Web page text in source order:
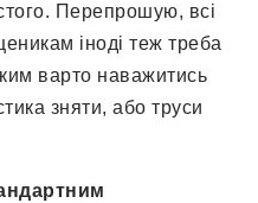
Перепрошую, всі
іноді теж треба
варто наважитись
зняти, або труси